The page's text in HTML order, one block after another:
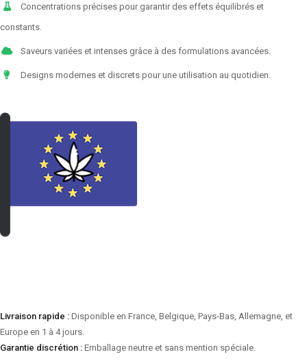
Concentrations précises pour garantir des effets équilibrés et
constants.
Saveurs variées et intenses grâce à des formulations avancées.
Designs modernes et discrets pour une utilisation au quotidien.
Livraison rapide : Disponible en France, Belgique, Pays-Bas, Allemagne, et
Europe en 1 à 4 jours.
Garantie discrétion : Emballage neutre et sans mention spéciale.